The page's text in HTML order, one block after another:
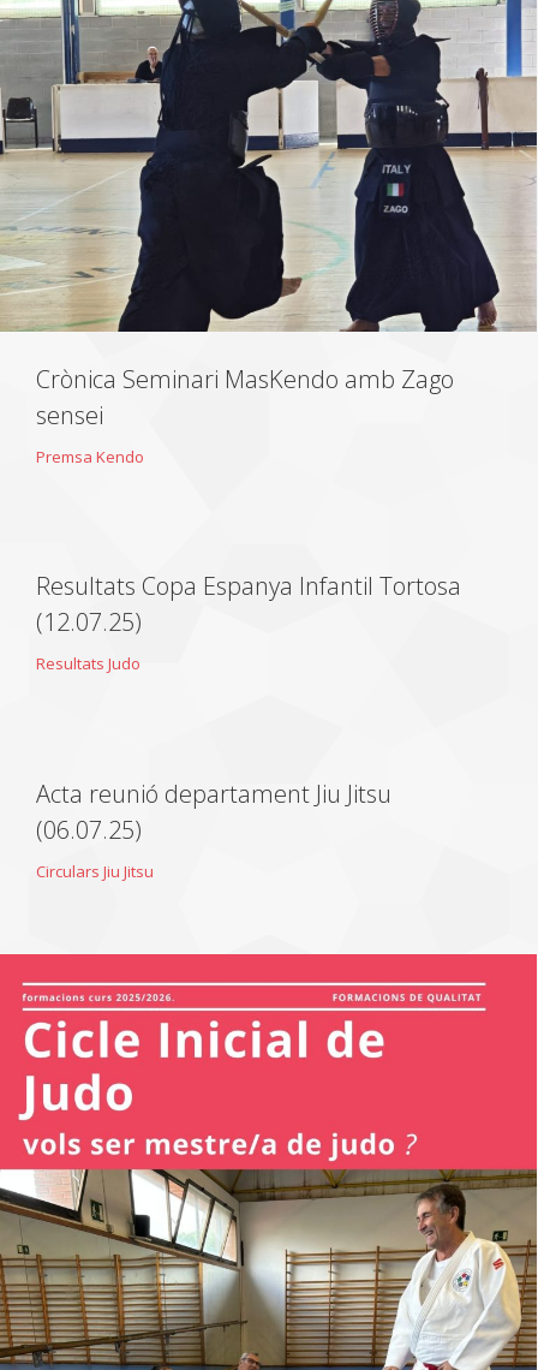
Crònica Seminari MasKendo amb Zago
sensei
Premsa Kendo
Resultats Copa Espanya Infantil Tortosa
(12.07.25)
Resultats Judo
Acta reunió departament Jiu Jitsu
(06.07.25)
Circulars Jiu Jitsu